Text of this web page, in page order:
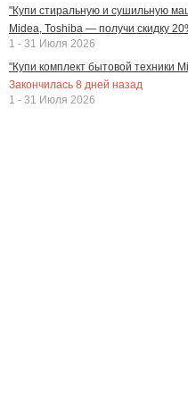
"Купи стиральную и сушильную
Midea, Toshiba — получи скидку
1 - 31 Июля 2026
"Купи комплект бытовой техники
Закончилась 8 дней назад
1 - 31 Июля 2026